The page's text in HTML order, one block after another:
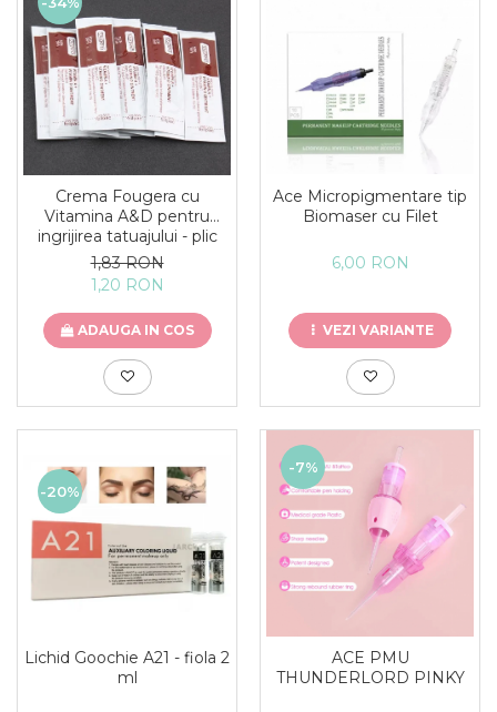
Crema Fougera cu
Vitamina A&D pentru
ingrijirea tatuajului - plic
1,83 RON
1,20 RON
ADAUGA IN COS
Ace Micropigmentare tip
Biomaser cu Filet
6,00 RON
VEZI VARIANTE
-20%
Lichid Goochie A21 - fiola 2
ml
-7%
ACE PMU
THUNDERLORD PINKY